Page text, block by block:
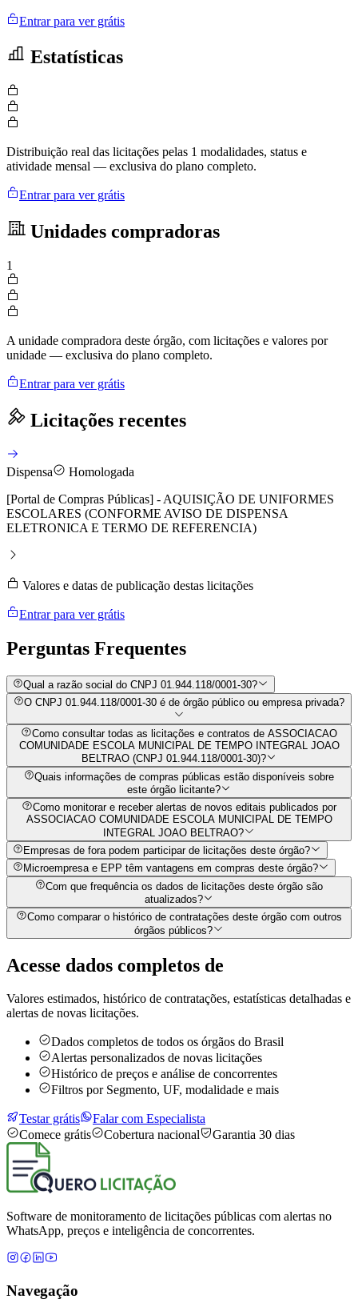
Entrar para ver grátis
Estatísticas
Distribuição real das licitações pelas 1 modalidades, status e
atividade mensal — exclusiva do plano completo.
Entrar para ver grátis
Unidades compradoras
1
A unidade compradora deste órgão, com licitações e valores por
unidade — exclusiva do plano completo.
Entrar para ver grátis
Licitações recentes
Dispensa
Homologada
[Portal de Compras Públicas] - AQUISIÇÃO DE UNIFORMES
ESCOLARES (CONFORME AVISO DE DISPENSA
ELETRONICA E TERMO DE REFERENCIA)
Valores e datas de publicação destas licitações
Entrar para ver grátis
Perguntas Frequentes
Qual a razão social do CNPJ 01.944.118/0001-30?
O CNPJ 01.944.118/0001-30 é de órgão público ou empresa privada?
Como consultar todas as licitações e contratos de ASSOCIACAO
COMUNIDADE ESCOLA MUNICIPAL DE TEMPO INTEGRAL JOAO
BELTRAO (CNPJ 01.944.118/0001-30)?
Quais informações de compras públicas estão disponíveis sobre
este órgão licitante?
Como monitorar e receber alertas de novos editais publicados por
ASSOCIACAO COMUNIDADE ESCOLA MUNICIPAL DE TEMPO
INTEGRAL JOAO BELTRAO?
Empresas de fora podem participar de licitações deste órgão?
Microempresa e EPP têm vantagens em compras deste órgão?
Com que frequência os dados de licitações deste órgão são
atualizados?
Como comparar o histórico de contratações deste órgão com outros
órgãos públicos?
Acesse dados completos de
Valores estimados, histórico de contratações, estatísticas detalhadas e
alertas de novas licitações.
Dados completos de todos os órgãos do Brasil
Alertas personalizados de novas licitações
Histórico de preços e análise de concorrentes
Filtros por Segmento, UF, modalidade e mais
Testar grátis
Falar com Especialista
Comece grátis
Cobertura nacional Garantia 30 dias
Software de monitoramento de licitações públicas com alertas no
WhatsApp, preços e inteligência de concorrentes.
Navegação